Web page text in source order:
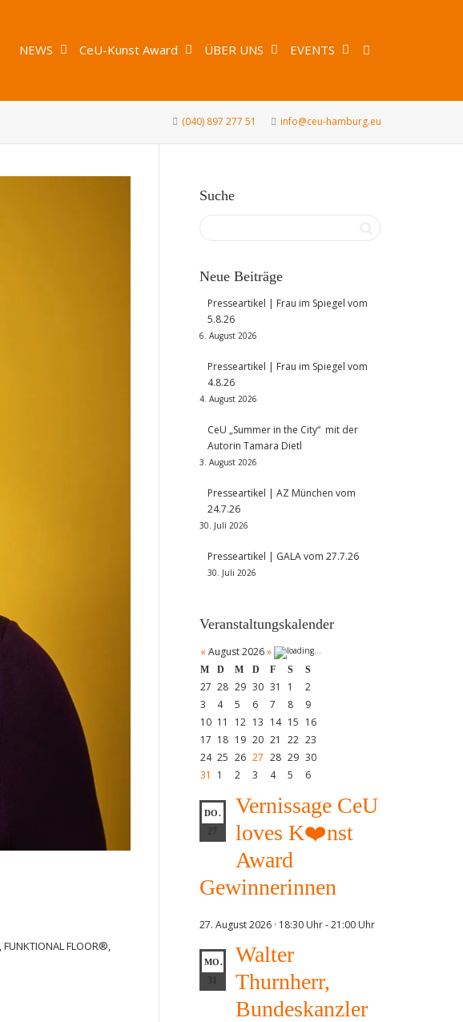
NEWS CeU-Kunst Award ÜBER UNS EVENTS
(040) 897 277 51 info@ceu-hamburg.eu
FLOOR®,
Suche
Neue Beiträge
Presseartikel | Frau im Spiegel vom
5.8.26
6. August 2026
Presseartikel | Frau im Spiegel vom
4.8.26
4. August 2026
CeU „Summer in the City“ mit der
Autorin Tamara Dietl
3. August 2026
Presseartikel | AZ München vom
24.7.26
30. Juli 2026
Presseartikel | GALA vom 27.7.26
30. Juli 2026
Veranstaltungskalender
« August 2026 »
M D M D F S S
27 28 29 30 31 1
2
3
4 5 6 7 8
9
10 11 12 13 14 15 16
17 18 19 20 21 22 23
24 25 26 27 28 29 30
31
1 2 3 4 5 6
DO.
27
Vernissage CeU
loves K❤️nst
Award
Gewinnerinnen
27. August 2026 · 18:30 Uhr-21:00 Uhr
MO.
Walter
Thurnherr,
Bundeskanzler